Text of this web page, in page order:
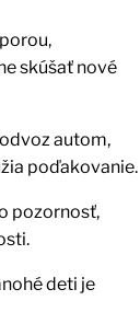
skúšať nové
autom,
poďakovanie.
pozornosť,
deti je